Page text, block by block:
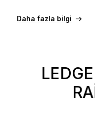
Daha fazla bilgi